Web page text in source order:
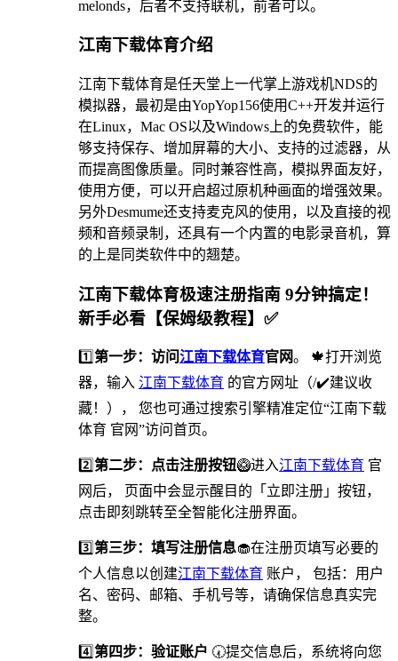
melonds，后者不支持联机，前者可以。
江南下载体育介绍
江南下载体育是任天堂上一代掌上游戏机NDS的
模拟器，最初是由YopYop156使用C++开发并运行
在Linux，Mac OS以及Windows上的免费软件，能
够支持保存、增加屏幕的大小、支持的过滤器，从
而提高图像质量。同时兼容性高，模拟界面友好，
使用方便，可以开启超过原机种画面的增强效果。
另外Desmume还支持麦克风的使用，以及直接的视
频和音频录制，还具有一个内置的电影录音机，算
的上是同类软件中的翘楚。
江南下载体育极速注册指南 9分钟搞定！
新手必看【保姆级教程】✅
1️⃣第一步：访问江南下载体育官网。 🍁打开浏览
器，输入 江南下载体育 的官方网址（/✔️建议收
藏！）， 您也可通过搜索引擎精准定位“江南下载
体育 官网”访问首页。
2️⃣第二步：点击注册按钮🥝进入江南下载体育 官
网后， 页面中会显示醒目的「立即注册」按钮，
点击即刻跳转至全智能化注册界面。
3️⃣第三步：填写注册信息🧁在注册页填写必要的
个人信息以创建江南下载体育 账户， 包括：用户
名、密码、邮箱、手机号等，请确保信息真实完
整。
4️⃣第四步：验证账户 🕢提交信息后，系统将向您